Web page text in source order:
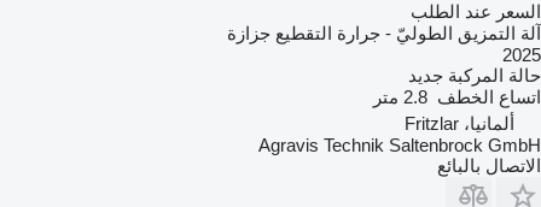
السعر عند الطلب
آلة التمزيق الطوليّ - جرارة التقطيع جزازة
2025
حالة المركبة جديد
اتساع الخطف 2.8 متر
ألمانيا، Fritzlar
Agravis Technik Saltenbrock GmbH
الاتصال بالبائع